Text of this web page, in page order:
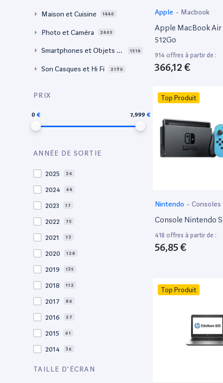
Maison et Cuisine 1440
Photo et Caméra 2405
Smartphones et Objets c
1514
Son Casques et Hi Fi 2190
PRIX
0 7,999
ANNÉE DE SORTIE
2025 26
2024 64
2023 17
2022 75
2021 73
2020 128
2019 135
2018 112
2017 86
2016 27
2015 61
2014 36
2013
TAILLE D'ÉCRAN
Apple - Macbook
Apple MacBook Air
512Go
914 offres à partir de :
366,12 €
Top Produit
Nintendo - Consoles
Console Nintendo
418 offres à partir de :
56,85 €
Top Produit